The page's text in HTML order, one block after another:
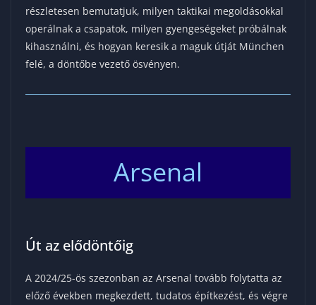
részletesen bemutatjuk, milyen taktikai megoldásokkal
operálnak a csapatok, milyen gyengeségeket próbálnak
kihasználni, és hogyan keresik a maguk útját München
felé, a döntőbe vezető ösvényen.
Arsenal
Út az elődöntőig
A 2024/25-ös szezonban az Arsenal tovább folytatta az
előző években megkezdett, tudatos építkezést, és végre